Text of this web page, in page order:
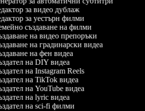
за видео дублаж
за уестърн филми
създаване на филми
на видео препоръки
на градинарски видеа
на фен видеа
на DIY видеа
на Instagram Reels
на TikTok видеа
на YouTube видеа
на lyric видеа
на sci-fi филми